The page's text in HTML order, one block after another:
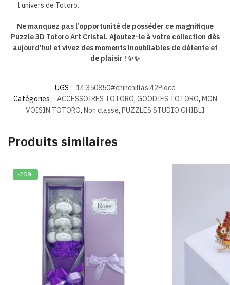
l’univers de Totoro.
Ne manquez pas l’opportunité de posséder ce magnifique
Puzzle 3D Totoro Art Cristal. Ajoutez-le à votre collection dès
aujourd’hui et vivez des moments inoubliables de détente et
de plaisir ! ✨✨
UGS : 14:350850#chinchillas 42Piece
Catégories : ACCESSOIRES TOTORO, GOODIES TOTORO, MON
VOISIN TOTORO, Non classé, PUZZLES STUDIO GHIBLI
Produits similaires
-25%